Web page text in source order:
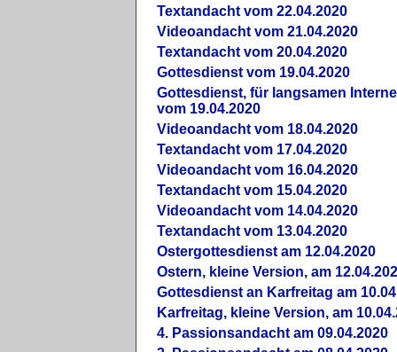
Textandacht vom 22.04.2020
Videoandacht vom 21.04.2020
Textandacht vom 20.04.2020
Gottesdienst vom 19.04.2020
Gottesdienst, für langsamen
vom 19.04.2020
Videoandacht vom 18.04.2020
Textandacht vom 17.04.2020
Videoandacht vom 16.04.2020
Textandacht vom 15.04.2020
Videoandacht vom 14.04.2020
Textandacht vom 13.04.2020
Ostergottesdienst am 12.04.2020
Ostern, kleine Version, am
Gottesdienst an Karfreitag am
Karfreitag, kleine Version, am
4. Passionsandacht am 09.04.2020